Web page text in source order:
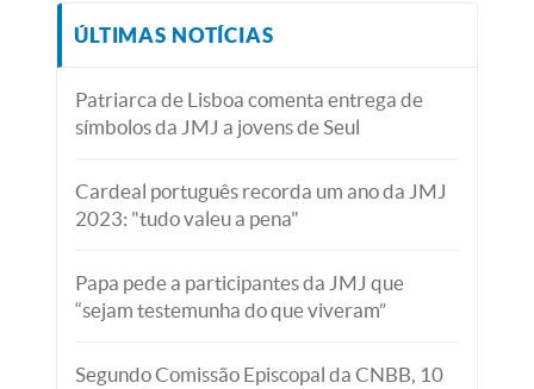
ÚLTIMAS NOTÍCIAS
Patriarca de Lisboa comenta entrega de
símbolos da JMJ a jovens de Seul
Cardeal português recorda um ano da JMJ
2023: "tudo valeu a pena"
Papa pede a participantes da JMJ que
“sejam testemunha do que viveram”
Segundo Comissão Episcopal da CNBB, 10